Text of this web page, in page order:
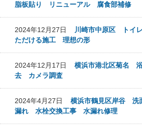
脂板貼り リニューアル 腐食部補修
2024年12月27日
川崎市中原区 トイ
ただける施工 理想の形
2024年12月17日 横浜市港北区菊名
去 カメラ調査
2024年4月27日 横浜市鶴見区岸谷 洗
漏れ 水栓交換工事 水漏れ修理